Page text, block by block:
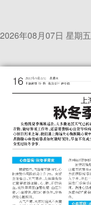
2026年08月07日 星期五